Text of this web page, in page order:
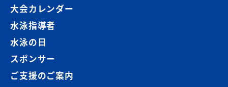
大会カレンダー
水泳指導者
水泳の日
スポンサー
ご支援のご案内